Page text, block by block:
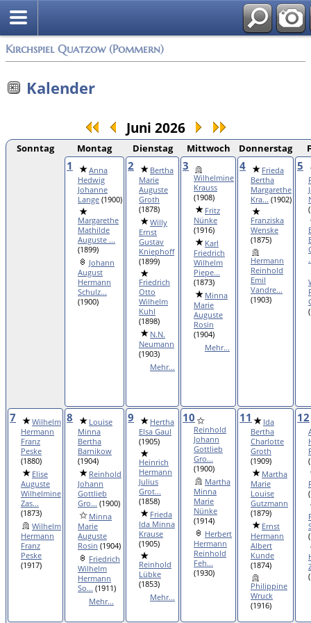
Kirchspiel Quatzow (Pommern)
Kalender
Juni 2026
Sonntag Montag Dienstag Mittwoch Donnerstag
1
Anna
Hedwig
Johanne
Lange (1900)
Margarethe
Mathilde
Auguste ...
(1899)
Johann
August
Hermann
Schulz...
(1900)
2
Bertha
Marie
Auguste
Groth
(1878)
Willy
Ernst
Gustav
Kniephoff
(1899)
Friedrich
Otto
Wilhelm
Kuhl
(1898)
N.N.
Neumann
(1903)
Mehr...
3
Wilhelmine
Krauss
(1908)
Fritz
Nünke
(1916)
Karl
Friedrich
Wilhelm
Piepe...
(1873)
Minna
Marie
Auguste
Rosin
(1904)
Mehr...
4
Frieda
Bertha
Margarethe
Kra... (1902)
Franziska
Wenske
(1875)
Hermann
Reinhold
Emil
Vandre...
(1903)
5
7
Wilhelm
Hermann
Franz
Peske
(1880)
Elise
Auguste
Wilhelmine
Zas...
(1873)
Wilhelm
Hermann
Franz
Peske
(1917)
8
Louise
Minna
Bertha
Barnikow
(1904)
Reinhold
Johann
Gottlieb
Gro... (1900)
Minna
Marie
Auguste
Rosin (1904)
Friedrich
Wilhelm
Hermann
So... (1911)
Mehr...
9
Hertha
Elsa Gaul
(1905)
Heinrich
Hermann
Julius
Grot...
(1858)
Frieda
Ida Minna
Krause
(1905)
Reinhold
Lübke
(1853)
Mehr...
10
Reinhold
Johann
Gottlieb
Gro...
(1900)
Martha
Minna
Marie
Nünke
(1914)
Herbert
Hermann
Reinhold
Feh...
(1930)
11
Ida
Bertha
Charlotte
Groth
(1909)
Martha
Marie
Louise
Gutzmann
(1879)
Ernst
Hermann
Albert
Kunde
(1874)
Philippine
Wruck
(1916)
12